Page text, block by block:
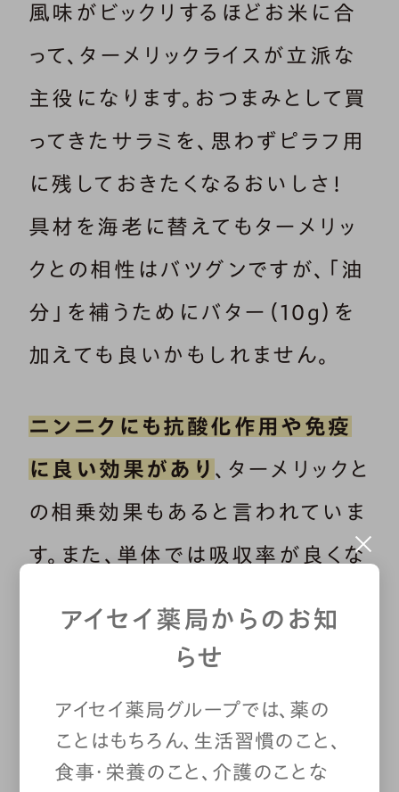
風味がビックリするほどお米に合
って、ターメリックライスが立派な
主役になります。おつまみとして買
ってきたサラミを、思わずピラフ用
に残しておきたくなるおいしさ！
具材を海老に替えてもターメリッ
クとの相性はバツグンですが、「油
分」を補うためにバター（10g）を
加えても良いかもしれません。
ニンニクにも抗酸化作用や免疫
に良い効果があり 、ターメリックと
の相乗効果もあると言われていま
す。また、単体では吸収率が良くな
アイセイ薬局からのお知
らせ
アイセイ薬局グループでは、薬の
ことはもちろん、生活習慣のこと、
食事・栄養のこと、介護のことな